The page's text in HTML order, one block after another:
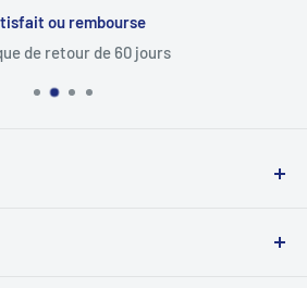
ou rembourse
de retour de 60 jours